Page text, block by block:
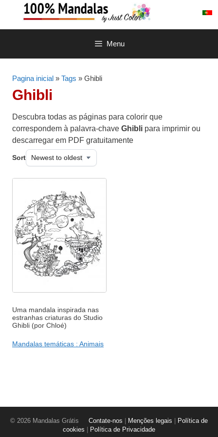
o
Menu
Pagina inicial » Tags » Ghibli
Ghibli
Descubra todas as páginas para colorir que
correspondem à palavra-chave Ghibli para imprimir ou
descarregar em PDF gratuitamente
Sort
Uma mandala inspirada nas
estranhas criaturas do Studio
Ghibli (por Chloé)
Mandalas temáticas : Animais
© 2026 Mandalas Grátis Contate-nos Menções legais
Política de
cookies
Política de Privacidade